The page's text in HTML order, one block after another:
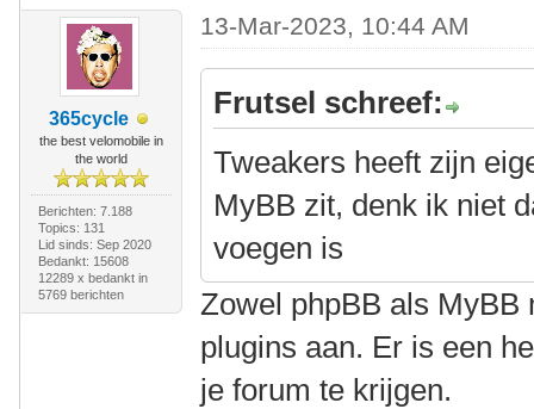
365cycle
the best velomobile in
the world
Berichten: 7.188
Topics: 131
Lid sinds: Sep 2020
Bedankt: 15608
12289 x bedankt in
5769 berichten
13-Mar-2023, 10:44 AM
Frutsel schreef:
Tweakers heeft zijn
MyBB zit, denk ik niet
voegen is
Zowel phpBB als MyBB
plugins aan. Er is een
je forum te krijgen.